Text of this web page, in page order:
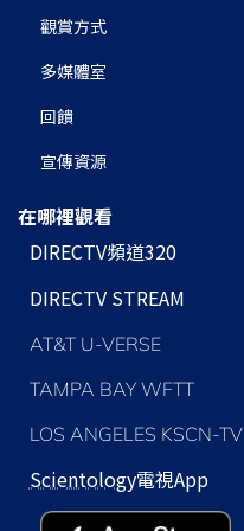
觀賞方式
多媒體室
回饋
宣傳資源
在哪裡觀看
DIRECTV頻道320
DIRECTV STREAM
AT&T U-VERSE
TAMPA BAY WFTT
LOS ANGELES KSCN-TV
Scientology電視App